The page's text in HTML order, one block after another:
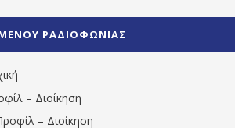
1531194763766854/" artist="" ]
ΡΑΔΙΟΦΩΝΙΑΣ
– Διοίκηση
– Διοίκηση